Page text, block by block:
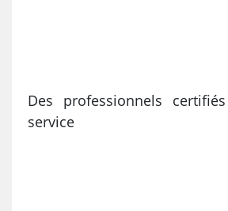
Des professionnels certifiés
service